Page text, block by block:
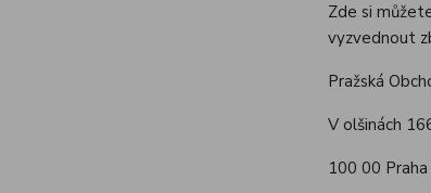
Zde si
vyzvednout
Pražská
V olšinách
100 00